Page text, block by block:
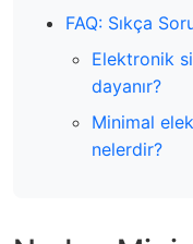
FAQ: Sıkça
Elektronik
dayanır?
Minimal
nelerdir?